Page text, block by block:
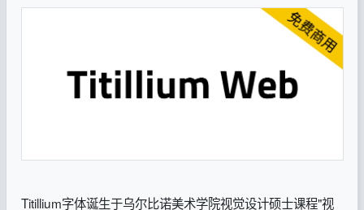
Titillium字体诞生于乌尔比诺美术学院视觉设计硕士课程"视